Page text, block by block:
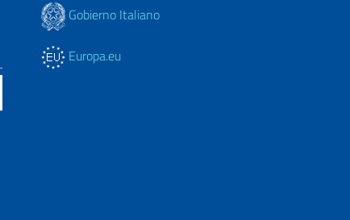
Gobierno Italiano
Europa.eu